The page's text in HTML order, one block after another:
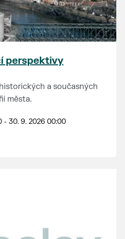
perspektivy
a současných
města.
- 30. 9. 2026 00:00